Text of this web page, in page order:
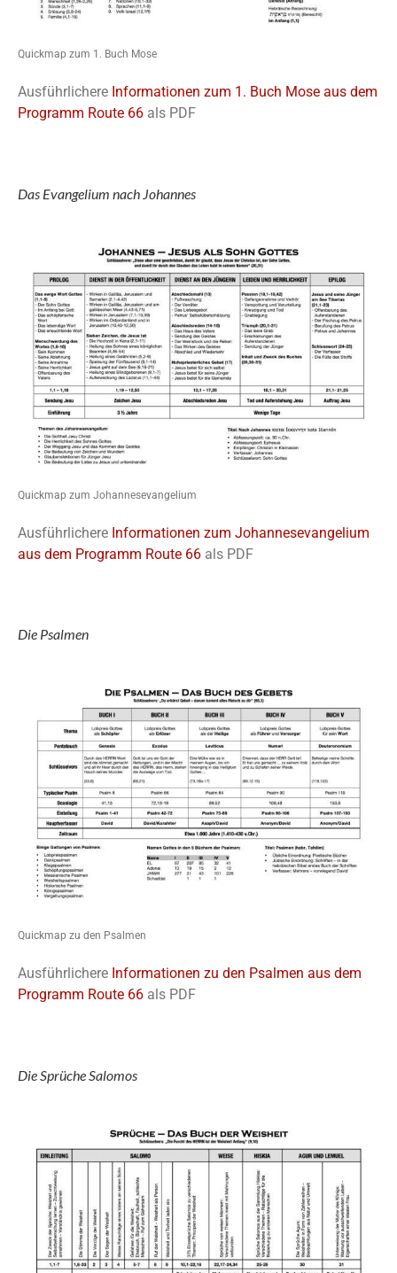
Quickmap zum 1. Buch Mose
Ausführlichere Informationen zum 1. Buch Mose aus dem
Programm Route 66 als PDF
Das Evangelium nach Johannes
Quickmap zum Johannesevangelium
Ausführlichere Informationen zum Johannesevangelium
aus dem Programm Route 66 als PDF
Die Psalmen
Quickmap zu den Psalmen
Ausführlichere Informationen zu den Psalmen aus dem
Programm Route 66 als PDF
Die Sprüche Salomos